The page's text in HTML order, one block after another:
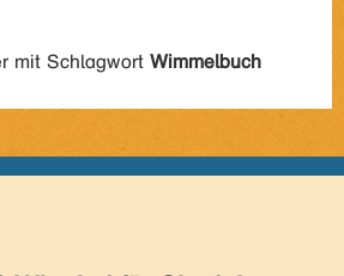
mit Schlagwort Wimmelbuch